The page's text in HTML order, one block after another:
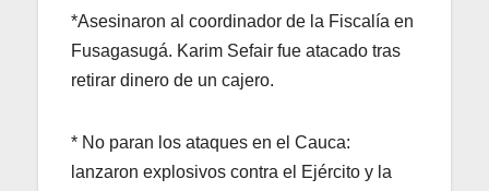
*Asesinaron al coordinador de la Fiscalía en
Fusagasugá. Karim Sefair fue atacado tras
retirar dinero de un cajero.
* No paran los ataques en el Cauca:
lanzaron explosivos contra el Ejército y la